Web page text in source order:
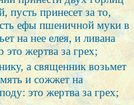
пусть принесет за то,
ефы пшеничной муки в
на нее елея, и ливана
это жертва за грех;
а священник возьмет
и сожжет на
это жертва за грех;